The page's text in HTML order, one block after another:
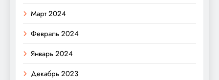
Март 2024
Февраль 2024
Январь 2024
Декабрь 2023